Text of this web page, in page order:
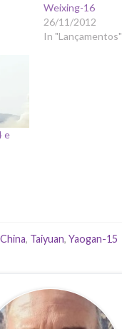
Weixing-16
26/11/2012
In "Lançamentos"
e
China, Taiyuan, Yaogan-15